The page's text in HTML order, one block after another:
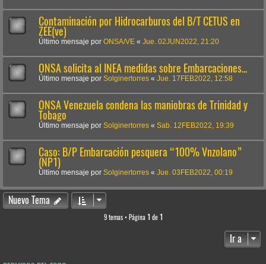
Contaminación por Hidrocarburos del B/T CETUS en
ZEE(ve)
Último mensaje por ONSA/VE « Jue. 02JUN2022, 21:20
ONSA solicita al INEA medidas sobre Embarcaciones...
Último mensaje por Solginertorres « Jue. 17FEB2022, 12:58
ONSA Venezuela condena las maniobras de Trinidad y
Tobago
Último mensaje por Solginertorres « Sab. 12FEB2022, 19:39
Caso: B/P Embarcación pesquera “100% Vnzolano”
(NP1)
Último mensaje por Solginertorres « Jue. 03FEB2022, 00:19
Nuevo Tema
9 temas • Página 1 de 1
Ir a